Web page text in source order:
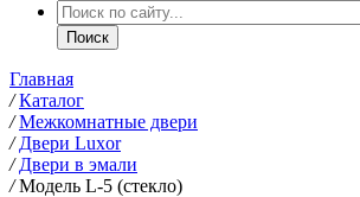
Главная
/ Каталог
/ Межкомнатные двери
/ Двери Luxor
/ Двери в эмали
/ Модель L-5 (стекло)